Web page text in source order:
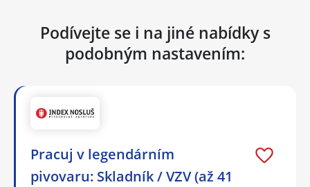
Podívejte se i na jiné nabídky s
podobným nastavením:
Pracuj v legendárním
pivovaru: Skladník / VZV (až 41